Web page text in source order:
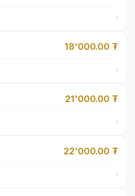
›
18'000.00 ₮
›
21'000.00 ₮
›
22'000.00 ₮
›